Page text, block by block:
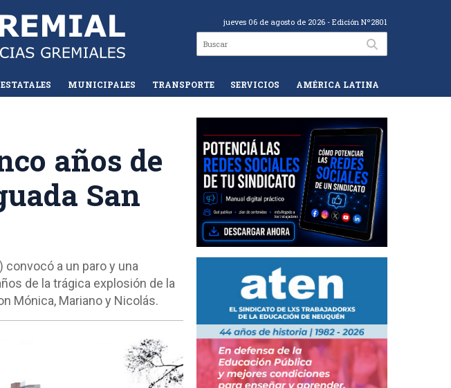
jueves 06 de agosto de 2026 - Edición Nº2801
ESTATALES MUNICIPALES TRANSPORTE SERVICIOS AMÉRICA LATINA
años de
San
convocó a un paro y una
de la trágica explosión de la
Mónica, Mariano y Nicolás.